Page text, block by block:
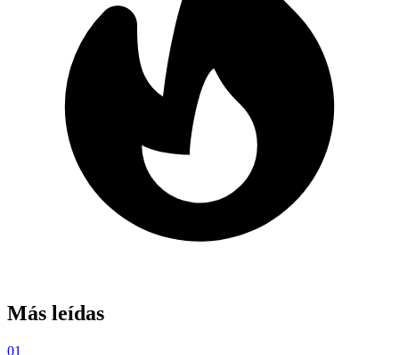
Más leídas
01